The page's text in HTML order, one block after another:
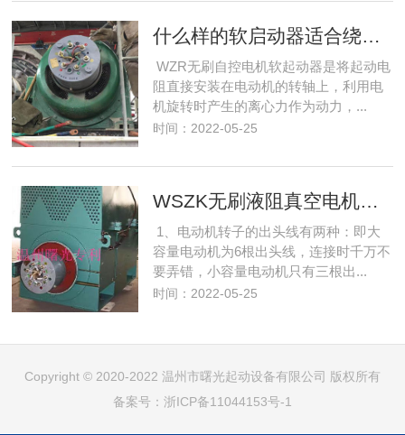
WZR无刷自控电机软起动器是将起动电
阻直接安装在电动机的转轴上，利用电
机旋转时产生的离心力作为动力，...
时间：2022-05-25
WSZK无刷液阻真空电机起动器接线方法和运行维护
1、电动机转子的出头线有两种：即大
容量电动机为6根出头线，连接时千万不
要弄错，小容量电动机只有三根出...
时间：2022-05-25
Copyright © 2020-2022 温州市曙光起动设备有限公司 版权所有
备案号： 浙ICP备11044153号-1